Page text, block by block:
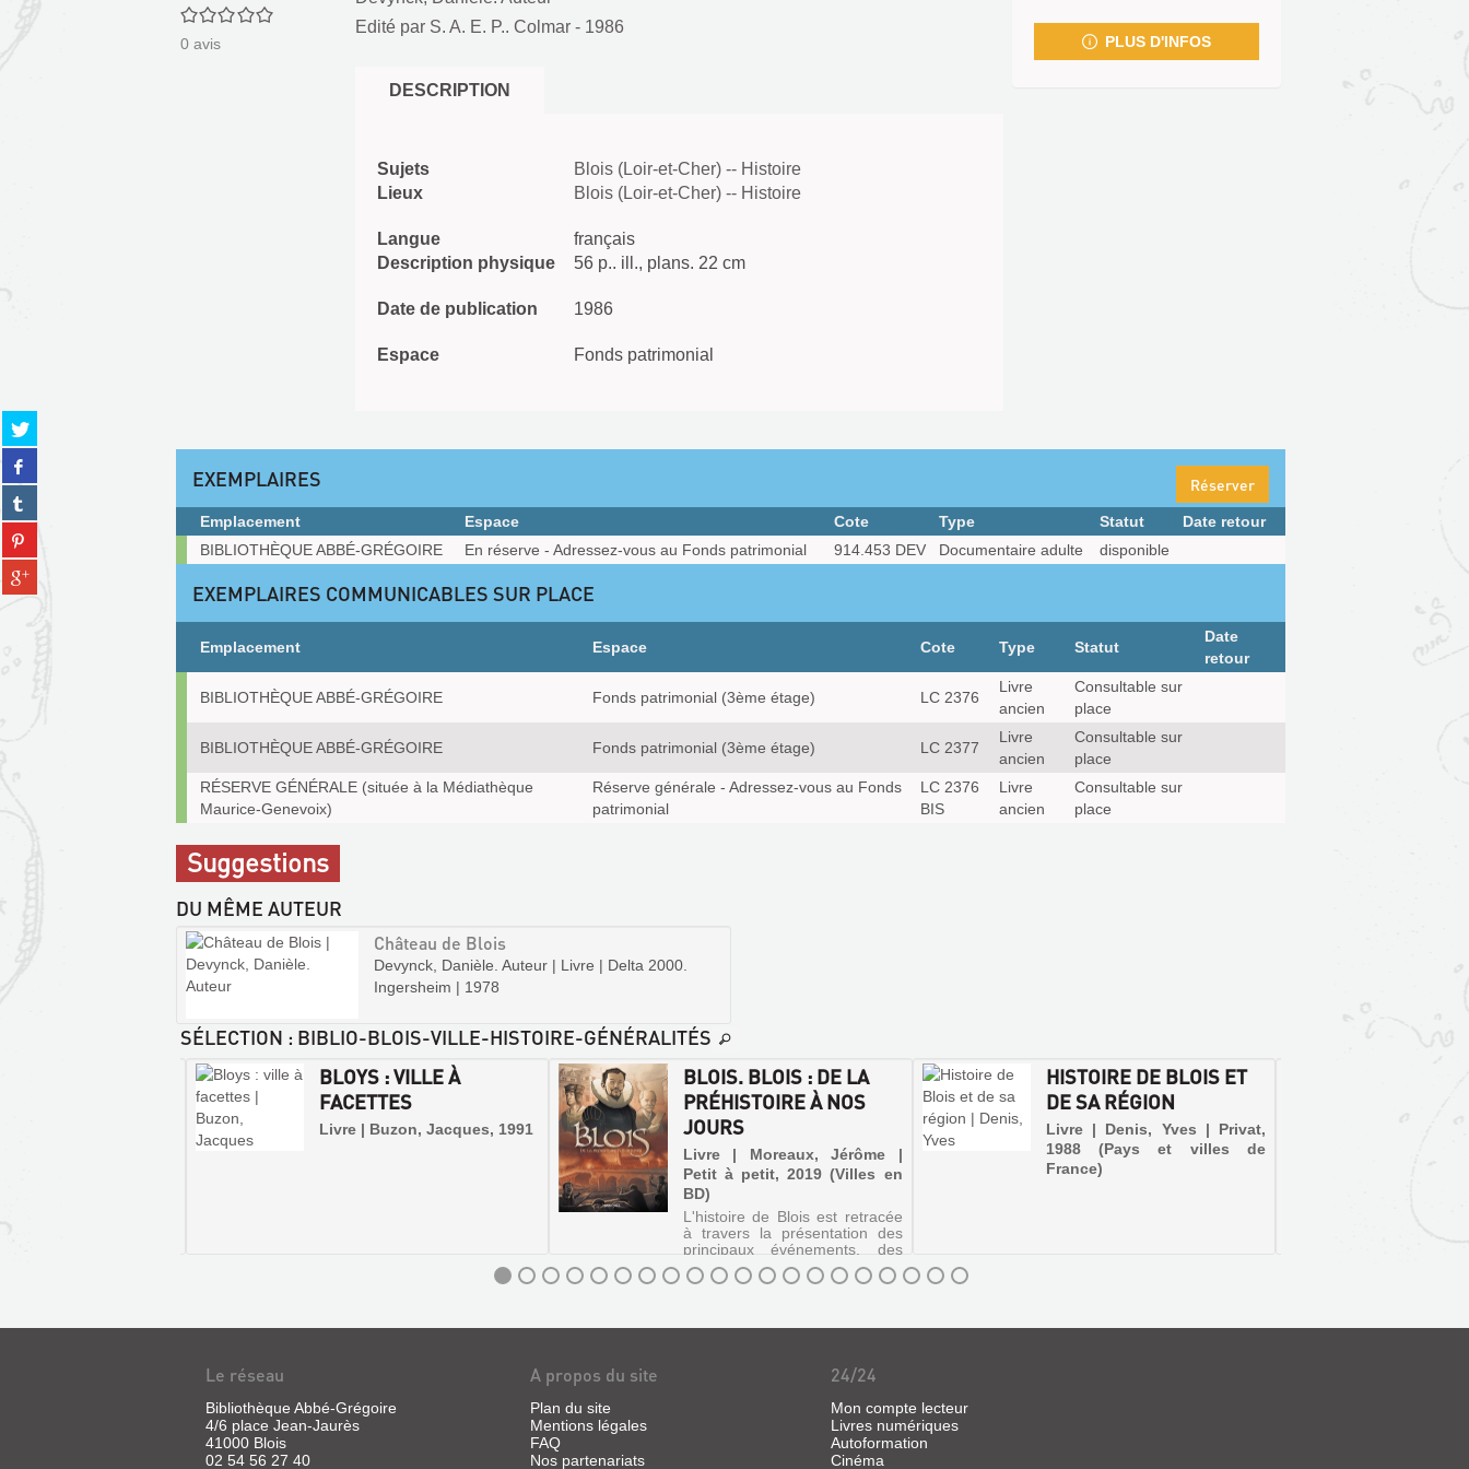
Partager
sur
twitter
(Nouvelle
fenêtre)
Partager
sur
facebook
(Nouvelle
fenêtre)
Partager
sur
tumblr
(Nouvelle
fenêtre)
Partager
sur
pinterest
(Nouvelle
Partager
sur
0/5
0 avis
Edité par S. A. E. P.. Colmar - 1986
DESCRIPTION
Sujets
Blois (Loir-et-Cher) -- Histoire
Lieux
Blois (Loir-et-Cher) -- Histoire
Langue
français
Description physique
56 p.. ill., plans. 22 cm
Date de publication 1986
Espace Fonds patrimonial
PLUS D'INFOS
EXEMPLAIRES Réserver
Exemplaires
Emplacement Espace Cote Type Statut
Date retour
BIBLIOTHÈQUE ABBÉ-GRÉGOIRE
En réserve - Adressez-vous au Fonds patrimonial 914.453 DEV Documentaire adulte disponible
EXEMPLAIRES COMMUNICABLES SUR PLACE
communicables
place
Emplacement Espace Cote Type Statut
Date
retour
BIBLIOTHÈQUE ABBÉ-GRÉGOIRE Fonds patrimonial (3ème étage) LC 2376
Livre
ancien
Consultable sur
place
BIBLIOTHÈQUE ABBÉ-GRÉGOIRE Fonds patrimonial (3ème étage) LC 2377
Livre
ancien
Consultable sur
place
RÉSERVE GÉNÉRALE (située à la Médiathèque
Maurice-Genevoix)
Réserve générale - Adressez-vous au Fonds
patrimonial
LC 2376
BIS
Livre
ancien
Consultable sur
place
Suggestions
DU MÊME AUTEUR
Château de Blois
Devynck, Danièle. Auteur | Livre | Delta 2000.
Ingersheim | 1978
SÉLECTION : BIBLIO-BLOIS-VILLE-HISTOIRE-GÉNÉRALITÉS
BLOIS. BLOIS : DE LA
PRÉHISTOIRE À NOS
JOURS
Livre | Moreaux, Jérôme |
Petit à petit, 2019 (Villes en
BD)
L'histoire de Blois est retracée
à travers la présentation des
principaux événements, des
archives historiques et des
reconstitutions de lieux.
HISTOIRE DE BLOIS ET
DE SA RÉGION
Livre | Denis, Yves | Privat,
1988 (Pays et villes de
France)
BLOYS : VILLE À
FACETTES
Livre | Buzon, Jacques, 1991
BLOIS
DE
LA
Le réseau
Bibliothèque Abbé-Grégoire
4/6 place Jean-Jaurès
41000 Blois
02 54 56 27 40
A propos du site
Plan du site
Mentions légales
FAQ
Nos partenariats
24/24
Mon compte lecteur
Livres numériques
Autoformation
Cinéma